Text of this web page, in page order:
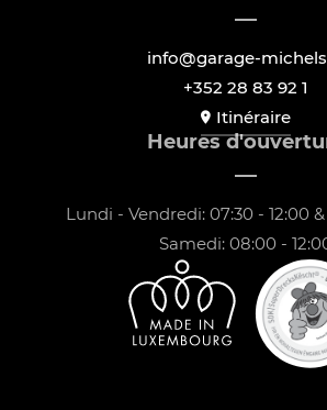
info@garage-
+352 28 83 92 1
Itinéraire
Heures
Lundi - Vendredi: 07:30 - 12:00 &
Samedi: 08:00 -